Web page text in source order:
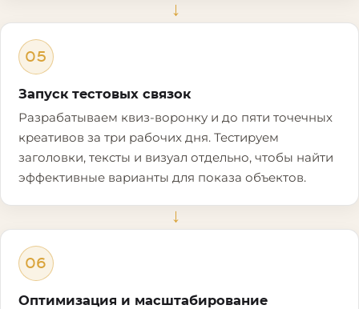
→
05
Запуск тестовых связок
Разрабатываем квиз-воронку и до пяти точечных
креативов за три рабочих дня. Тестируем
заголовки, тексты и визуал отдельно, чтобы найти
эффективные варианты для показа объектов.
→
06
Оптимизация и масштабирование